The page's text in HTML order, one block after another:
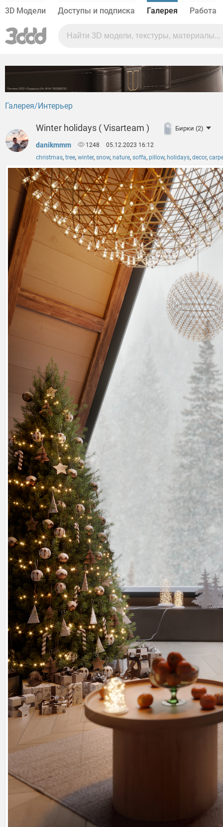
3D Модели Доступы и подписка Галерея Работа
Галерея Интерьер
Winter holidays ( Visarteam ) Бирки (2)
danikmmm 1248
05.12.2023 16:12
christmas, tree, winter, snow, nature, soffa, pillow, holidays, decor,